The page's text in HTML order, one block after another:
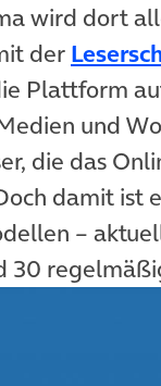
wird dort
der
Plattform
und
die das
damit ist
–
30